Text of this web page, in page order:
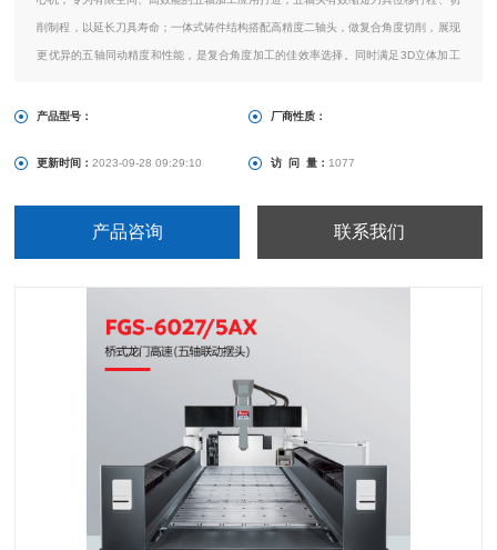
削制程，以延长刀具寿命；一体式铸件结构搭配高精度二轴头，做复合角度切削，展现
更优异的五轴同动精度和性能，是复合角度加工的佳效率选择。同时满足3D立体加工
产品型号： 厂商性质：
更新时间：2023-09-28 09:29:10 访 问 量： 1077
产品咨询 联系我们